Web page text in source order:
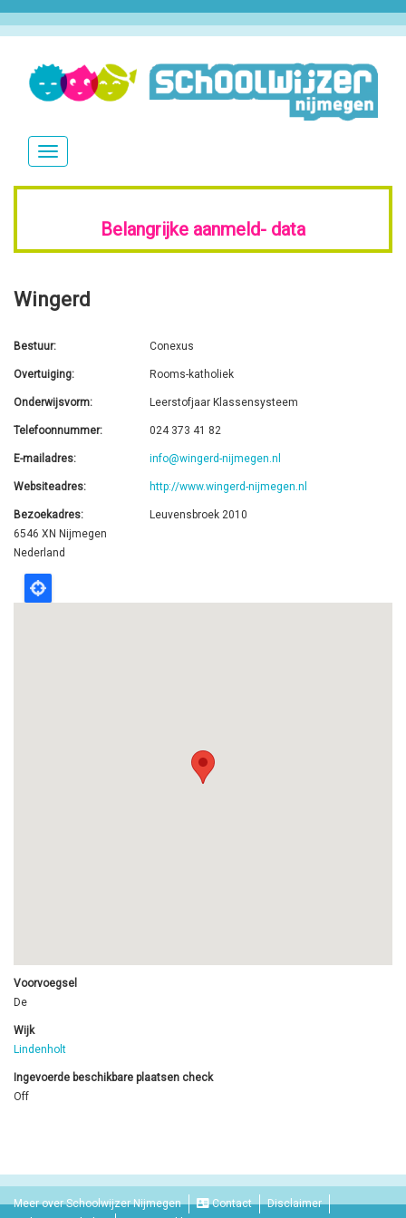
Overslaan
inhoud
Navigatie
Belangrijke aanmeld- data
Wingerd
Bestuur Conexus
Overtuiging Rooms-katholiek
Onderwijsvorm Leerstofjaar Klassensysteem
Telefoonnummer 024 373 41 82
E-mailadres info@wingerd-nijmegen.nl
Websiteadres http://www.wingerd-nijmegen.nl
Bezoekadres
Leuvensbroek 2010
6546 XN Nijmegen
Nederland
Voorvoegsel
De
Wijk
Lindenholt
Ingevoerde beschikbare plaatsen check
Off
Meer over Schoolwijzer Nijmegen Contact
Disclaimer